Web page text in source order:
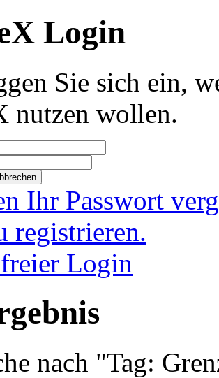
Login
Sie sich ein,
nutzen wollen.
Ihr Passwort
registrieren.
Login
nach "Tag: